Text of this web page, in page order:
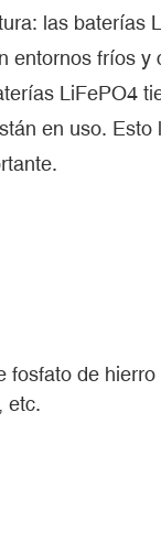
las baterías
entornos fríos y
LiFePO4
en uso.
fosfato de
etc.